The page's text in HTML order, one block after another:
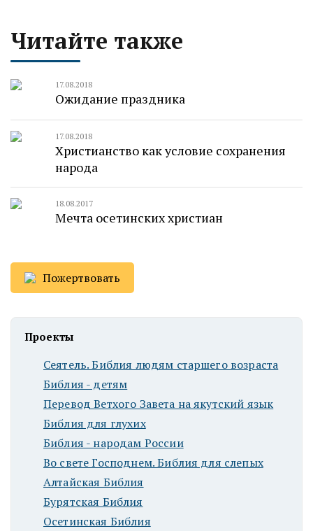
Читайте также
17.08.2018
Ожидание праздника
17.08.2018
Христианство как условие сохранения
народа
18.08.2017
Мечта осетинских христиан
Пожертвовать
Проекты
Сеятель. Библия людям старшего возраста
Библия - детям
Перевод Ветхого Завета на якутский язык
Библия для глухих
Библия - народам России
Во свете Господнем. Библия для слепых
Алтайская Библия
Бурятская Библия
Осетинская Библия